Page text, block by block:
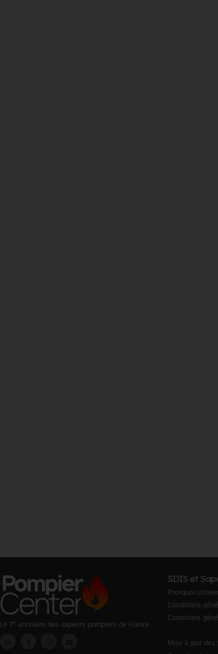
Le 1er annuaire des sapeurs pompiers de France.
SDIS et
Pourquoi
Conditions
Conditions
Mise à jour des